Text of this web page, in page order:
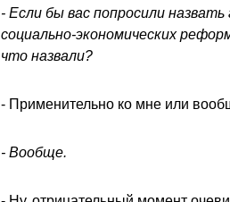
- Если бы вас попросили
социально-экономических
что назвали?
- Применительно ко мне или
- Вообще.